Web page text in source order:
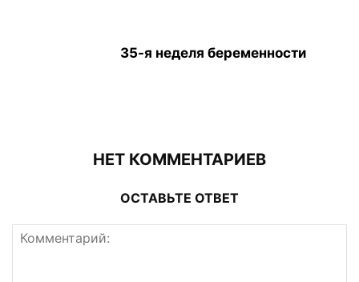
35-я неделя беременности
НЕТ КОММЕНТАРИЕВ
ОСТАВЬТЕ ОТВЕТ